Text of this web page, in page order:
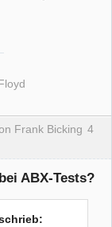
4
Frank Bicking
ABX-Tests?